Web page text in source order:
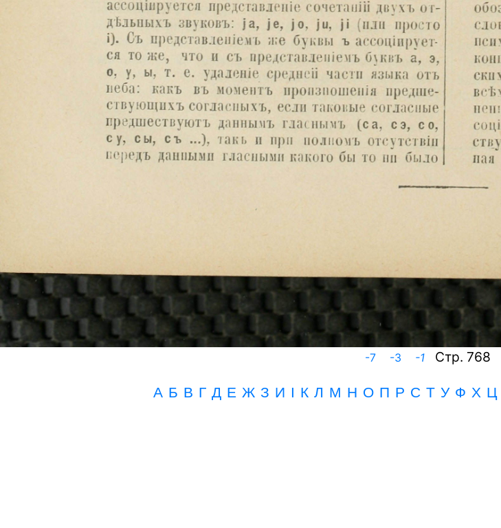
-7 -3 -1 Cтр. 768
А Б В Г Д Е Ж З И I К Л М Н О П Р С Т У Ф Х Ц